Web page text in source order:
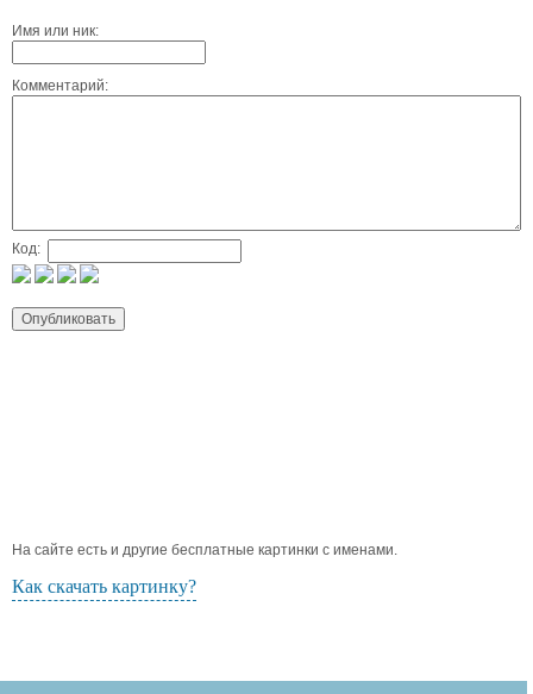
Имя или ник:
Комментарий:
Код:
На сайте есть и другие бесплатные картинки с именами.
Как скачать картинку?